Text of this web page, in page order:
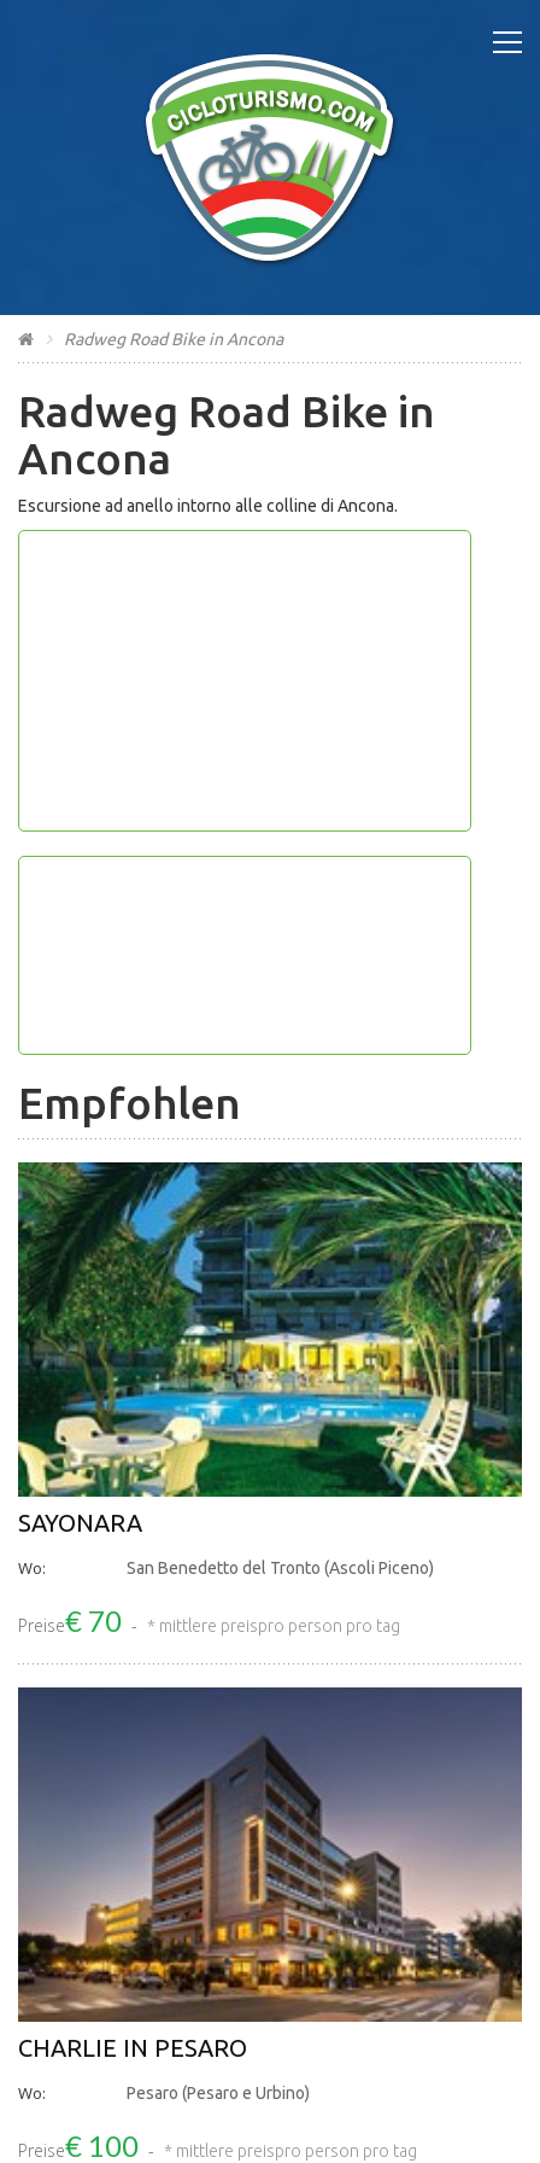
Radweg Road Bike in Ancona
Radweg Road Bike in
Ancona
Escursione ad anello intorno alle colline di Ancona.
Empfohlen
SAYONARA
Wo: San Benedetto del Tronto (Ascoli Piceno)
Preise€ 70 * mittlere preispro person pro tag
CHARLIE IN PESARO
Wo: Pesaro (Pesaro e Urbino)
Preise€ 100 * mittlere preispro person pro tag